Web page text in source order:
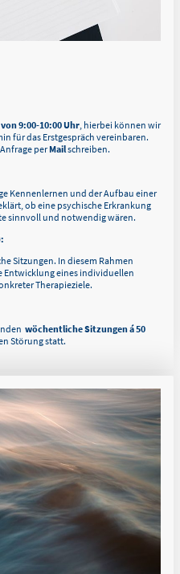
9:00-10:00 Uhr, hierbei können wir
für das Erstgespräch vereinbaren.
perMailschreiben.
Kennenlernen und der Aufbau einer
ob eine psychische Erkrankung
sinnvoll und notwendig wären.
Sitzungen. In diesem Rahmen
eines individuellen
Therapieziele.
wöchentliche Sitzungen á 50
Störung statt.